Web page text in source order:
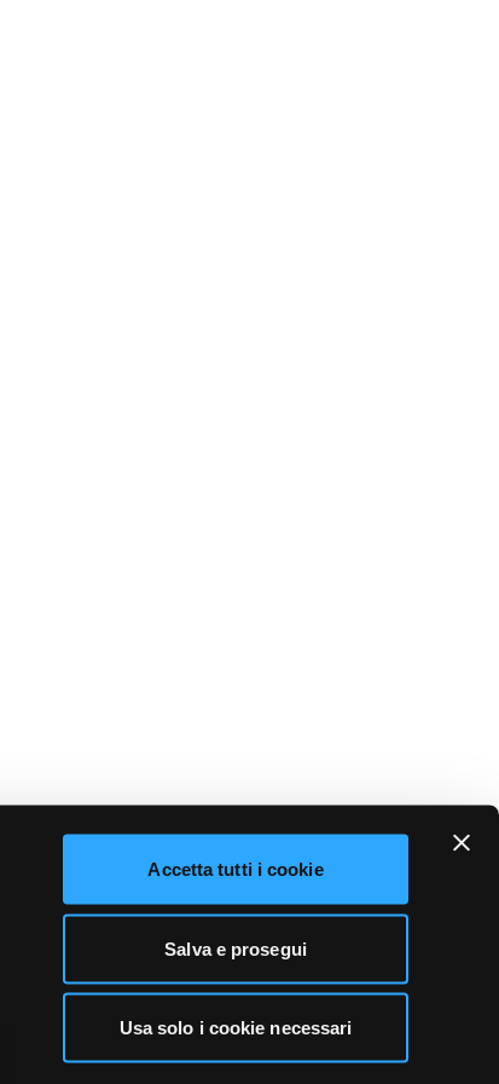
Accetta tutti i cookie
Salva e prosegui
Usa solo i cookie necessari